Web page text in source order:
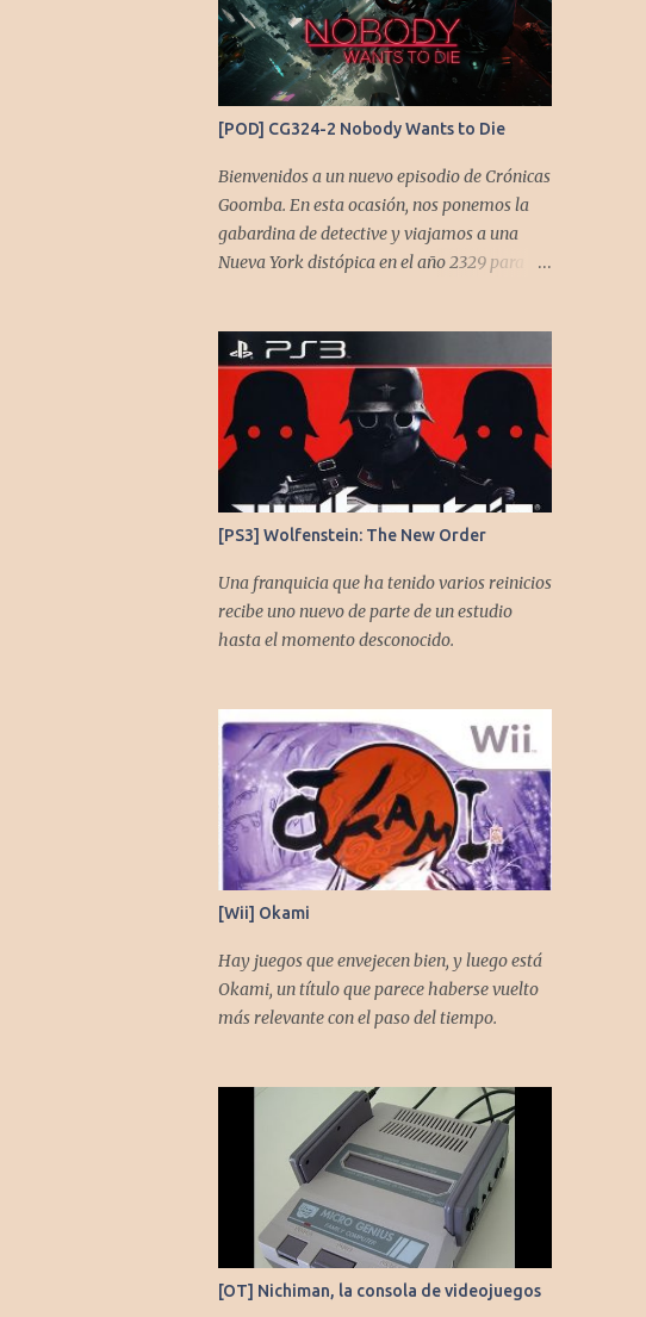
de su alta dificultad...
[POD] CG324-2 Nobody Wants to Die
Bienvenidos a un nuevo episodio de Crónicas
Goomba. En esta ocasión, nos ponemos la
gabardina de detective y viajamos a una
Nueva York distópica en el año 2329 para
fascinante thriller neo-noir de estética
cyberpunk, donde la inmortalidad es
posible... pero tiene un precio muy alto.
Acompañemos a @flagstaad quien pasó el
título en PS5 y junto a @GoombaVictor nos
cuenta sus impresiones y vivencias. El juego
está disponible para XBS, PS5 y PC. No sobra
comentarles que necesitamos su apoyo al
seguirnos en: Spotify YouTube. Muchas
gracias a todos los que nos agregan a sus
plataformas de podcast y nos dejan
https://twitter.com/CronicasGoomba
Instagram -
https://www.instagram.com/cronicasgoomb
a/ Facebook -
https://www.facebook.com/CronicasGoomb
[PS3] Wolfenstein: The New Order
Una franquicia que ha tenido varios reinicios
recibe uno nuevo de parte de un estudio
hasta el momento desconocido.
[Wii] Okami
Hay juegos que envejecen bien, y luego está
Okami, un título que parece haberse vuelto
más relevante con el paso del tiempo.
[OT] Nichiman, la consola de videojuegos